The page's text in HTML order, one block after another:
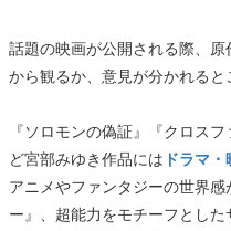
話題の映画が公開される際、
から観るか、意見が分かれると
『ソロモンの偽証』『クロス
ど宮部みゆき作品には ドラマ
アニメやファンタジーの世界
ー』、超能力をモチーフとし